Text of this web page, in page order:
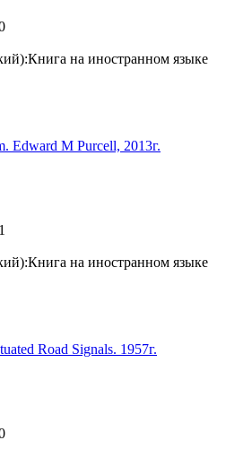
Книга на иностранном языке
Edward M Purcell, 2013г.
Книга на иностранном языке
Road Signals. 1957г.